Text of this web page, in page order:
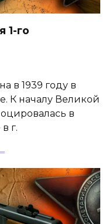
1-го
в 1939 году в
К началу Великой
в
г.